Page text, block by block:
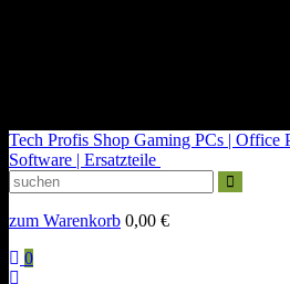
Tech Profis Shop Gaming PCs | Office
Software | Ersatzteile
zum Warenkorb 0,00 €
0